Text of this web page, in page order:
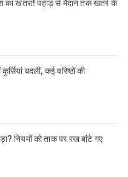
का खतरा! पहाड़ से मैदान तक खतरे के
बदलीं, कई वरिष्ठों की
नियमों को ताक पर रख बांटे गए